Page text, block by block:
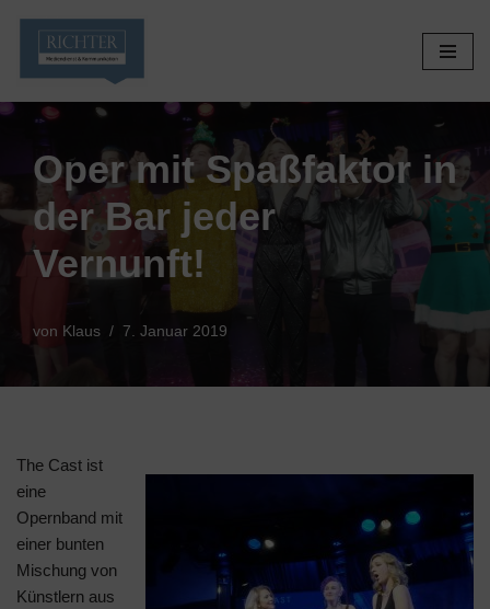
Zum
springen
Oper mit Spaßfaktor in
der Bar jeder
Vernunft!
von Klaus 7. Januar 2019
The Cast ist
eine
Opernband mit
einer bunten
Mischung von
Künstlern aus